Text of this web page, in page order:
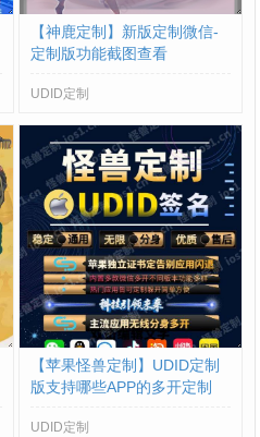
【神鹿定制】新版定制微信-
定制版功能截图查看
UDID定制
【苹果怪兽定制】UDID定制
版支持哪些APP的多开定制
UDID定制